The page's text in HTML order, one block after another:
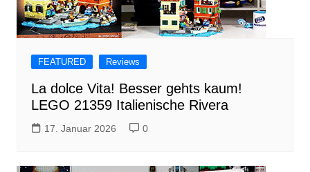
FEATURED Reviews
La dolce Vita! Besser gehts kaum!
LEGO 21359 Italienische Rivera
17. Januar 2026 0